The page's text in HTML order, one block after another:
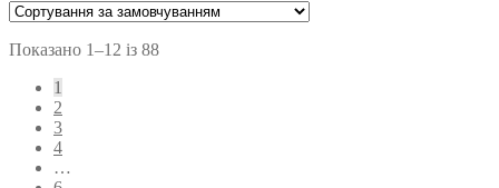
Показано 1–12 із 88
1
2
3
4
…